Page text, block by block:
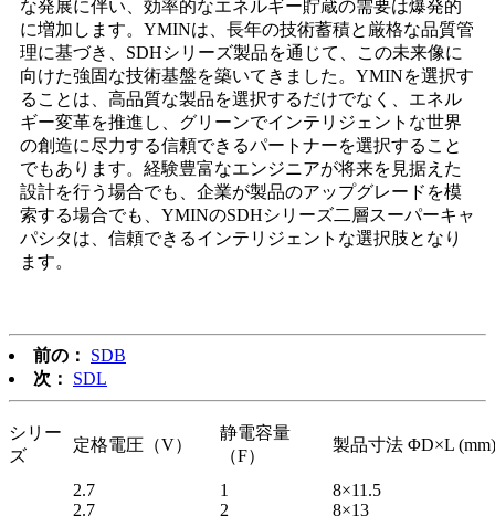
な発展に伴い、効率的なエネルギー貯蔵の需要は爆発的
に増加します。YMINは、長年の技術蓄積と厳格な品質管
理に基づき、SDHシリーズ製品を通じて、この未来像に
向けた強固な技術基盤を築いてきました。YMINを選択す
ることは、高品質な製品を選択するだけでなく、エネル
ギー変革を推進し、グリーンでインテリジェントな世界
の創造に尽力する信頼できるパートナーを選択すること
でもあります。経験豊富なエンジニアが将来を見据えた
設計を行う場合でも、企業が製品のアップグレードを模
索する場合でも、YMINのSDHシリーズ二層スーパーキャ
パシタは、信頼できるインテリジェントな選択肢となり
ます。
前の：
SDB
次：
SDL
シリー
ズ
定格電圧（V）
静電容量
（F）
製品寸法 ΦD×L (mm)
2.7 1
8×11.5
2.7
2 8×13